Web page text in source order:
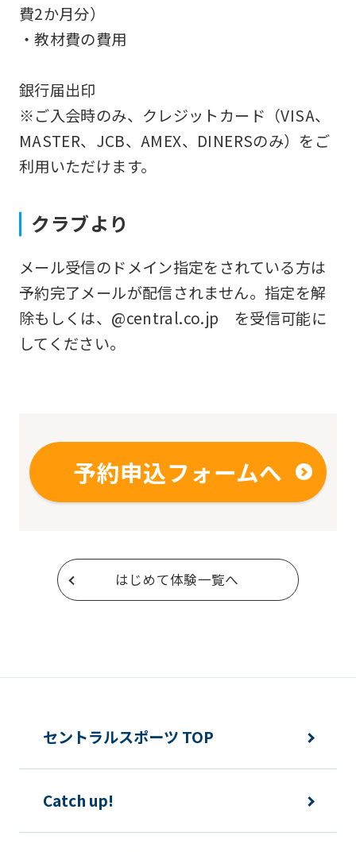
費2か月分）
・教材費の費用
銀行届出印
※ご入会時のみ、クレジットカード（VISA、
MASTER、JCB、AMEX、DINERSのみ）をご
利用いただけます。
クラブより
メール受信のドメイン指定をされている方は
予約完了メールが配信されません。指定を解
除もしくは、@central.co.jp を受信可能に
してください。
予約申込フォームへ
はじめて体験一覧へ
that
you
using
the
service.
セントラルスポーツ TOP
Catch up!